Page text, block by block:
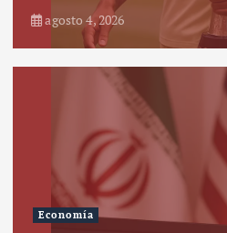
agosto 4, 2026
Economía